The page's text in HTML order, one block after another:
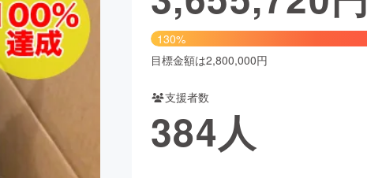
フード・飲食店 ファッション
アニメ・漫画
ビューティー・ヘルスケア
130%
目標金額は2,800,000円
支援者数
384人